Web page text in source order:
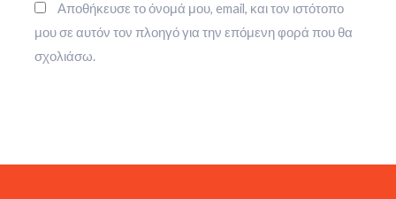
Αποθήκευσε το όνομά μου, email, και τον ιστότοπο
μου σε αυτόν τον πλοηγό για την επόμενη φορά που θα
σχολιάσω.